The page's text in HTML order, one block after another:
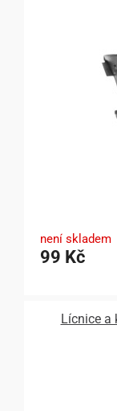
není skladem
99 Kč
Lícnice a